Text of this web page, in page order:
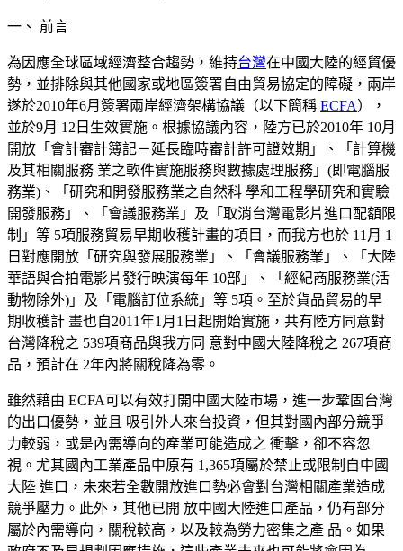
一、 前言
為因應全球區域經濟整合趨勢，維持台灣在中國大陸的經貿優
勢，並排除與其他國家或地區簽署自由貿易協定的障礙，兩岸
遂於2010年6月簽署兩岸經濟架構協議（以下簡稱 ECFA），
並於9月 12日生效實施。根據協議內容，陸方已於2010年 10月
開放「會計審計簿記－延長臨時審計許可證效期」、「計算機
及其相關服務 業之軟件實施服務與數據處理服務」(即電腦服
務業)、「研究和開發服務業之自然科 學和工程學研究和實驗
開發服務」、「會議服務業」及「取消台灣電影片進口配額限
制」等 5項服務貿易早期收穫計畫的項目，而我方也於 11月 1
日對應開放「研究與發展服務業 」、「會議服務業」、「大陸
華語與合拍電影片發行映演每年 10部」、「經紀商服務業(活
動物除外)」及「電腦訂位系統」等 5項。至於貨品貿易的早
期收穫計 畫也自2011年1月 1日起開始實施，共有陸方同意對
台灣降稅之 539項商品與我方同 意對中國大陸降稅之 267項商
品，預計在 2年內將關稅降為零。
雖然藉由 ECFA可以有效打開中國大陸市場，進一步鞏固台灣
的出口優勢，並且 吸引外人來台投資，但其對國內部分競爭
力較弱，或是內需導向的產業可能造成之 衝擊，卻不容忽
視。尤其國內工業產品中原有 1,365項屬於禁止或限制自中國
大陸 進口，未來若全數開放進口勢必會對台灣相關產業造成
競爭壓力。此外，其他已開 放中國大陸進口產品，仍有部分
屬於內需導向，關稅較高，以及較為勞力密集之產 品。如果